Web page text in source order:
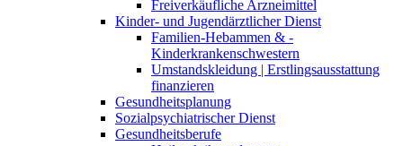
Freiverkäufliche Arzneimittel
Kinder- und Jugendärztlicher Dienst
Familien-Hebammen & -
Kinderkrankenschwestern
Umstandskleidung | Erstlingsausstattung
finanzieren
Gesundheitsplanung
Sozialpsychiatrischer Dienst
Gesundheitsberufe